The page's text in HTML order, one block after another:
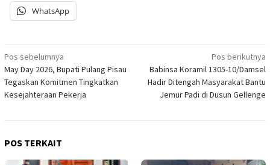
WhatsApp
Navigasi
pos
Pos sebelumnya
May Day 2026, Bupati Pulang Pisau
Tegaskan Komitmen Tingkatkan
Kesejahteraan Pekerja
Pos berikutnya
Babinsa Koramil 1305-10/Damsel
Hadir Ditengah Masyarakat Bantu
Jemur Padi di Dusun Gellenge
POS TERKAIT